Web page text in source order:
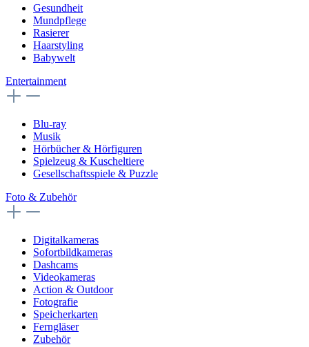
Gesundheit
Mundpflege
Rasierer
Haarstyling
Babywelt
Entertainment
Blu-ray
Musik
Hörbücher & Hörfiguren
Spielzeug & Kuscheltiere
Gesellschaftsspiele & Puzzle
Foto & Zubehör
Digitalkameras
Sofortbildkameras
Dashcams
Videokameras
Action & Outdoor
Fotografie
Speicherkarten
Ferngläser
Zubehör